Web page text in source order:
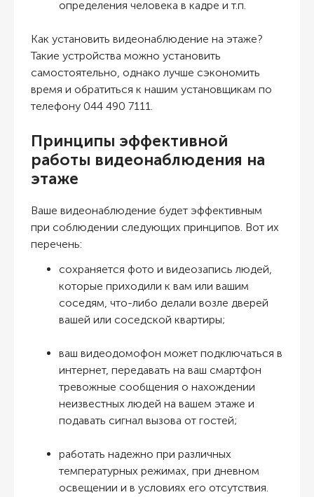
определения человека в кадре и т.п.
Как установить видеонаблюдение на этаже?
Такие устройства можно установить
самостоятельно, однако лучше сэкономить
время и обратиться к нашим установщикам по
телефону 044 490 7111.
Принципы эффективной
работы видеонаблюдения на
этаже
Ваше видеонаблюдение будет эффективным
при соблюдении следующих принципов. Вот их
перечень:
сохраняется фото и видеозапись людей,
которые приходили к вам или вашим
соседям, что-либо делали возле дверей
вашей или соседской квартиры;
ваш видеодомофон может подключаться в
интернет, передавать на ваш смартфон
тревожные сообщения о нахождении
неизвестных людей на вашем этаже и
подавать сигнал вызова от гостей;
работать надежно при различных
температурных режимах, при дневном
освещении и в условиях его отсутствия.